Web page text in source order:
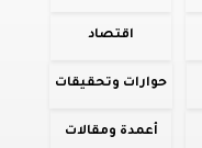
اقتصاد
حوارات وتحقيقات
أعمدة ومقالات